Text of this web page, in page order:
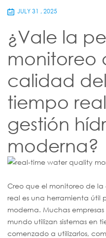
JULY 31 , 2025
¿Vale la
monitoreo
calidad
tiempo
gestión
moderna?
Creo que el monitoreo de
real es una herramienta útil
moderna. Muchas
mundo utilizan sistemas en
comenzado a utilizarlos,